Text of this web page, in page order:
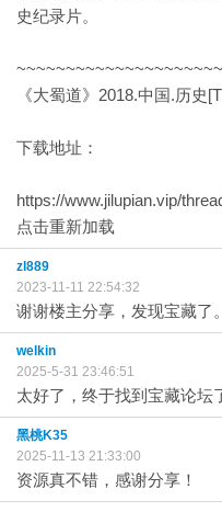
史纪录片。
《大蜀道》2018.中国.历史
下载地址：
https://www.jilupian.vip/
点击重新加载
zl889
2023-11-11 22:54:32
谢谢楼主分享，发现宝藏了。
welkin
2025-5-31 23:46:51
太好了，终于找到宝藏论坛
黑桃K35
2025-11-13 21:33:00
资源真不错，感谢分享！